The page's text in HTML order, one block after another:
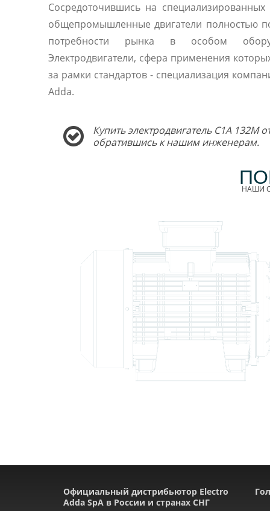
Сосредоточившись на специализированных
общепромышленные двигатели полностью
потребности рынка в особом
Электродвигатели, сфера применения
за рамки стандартов - специализация
Adda.
Купить электродвигатель C1A
обратившись к нашим инженерам.
НАШИ
Официальный дистрибьютор Electro
Adda SpA в России и странах СНГ